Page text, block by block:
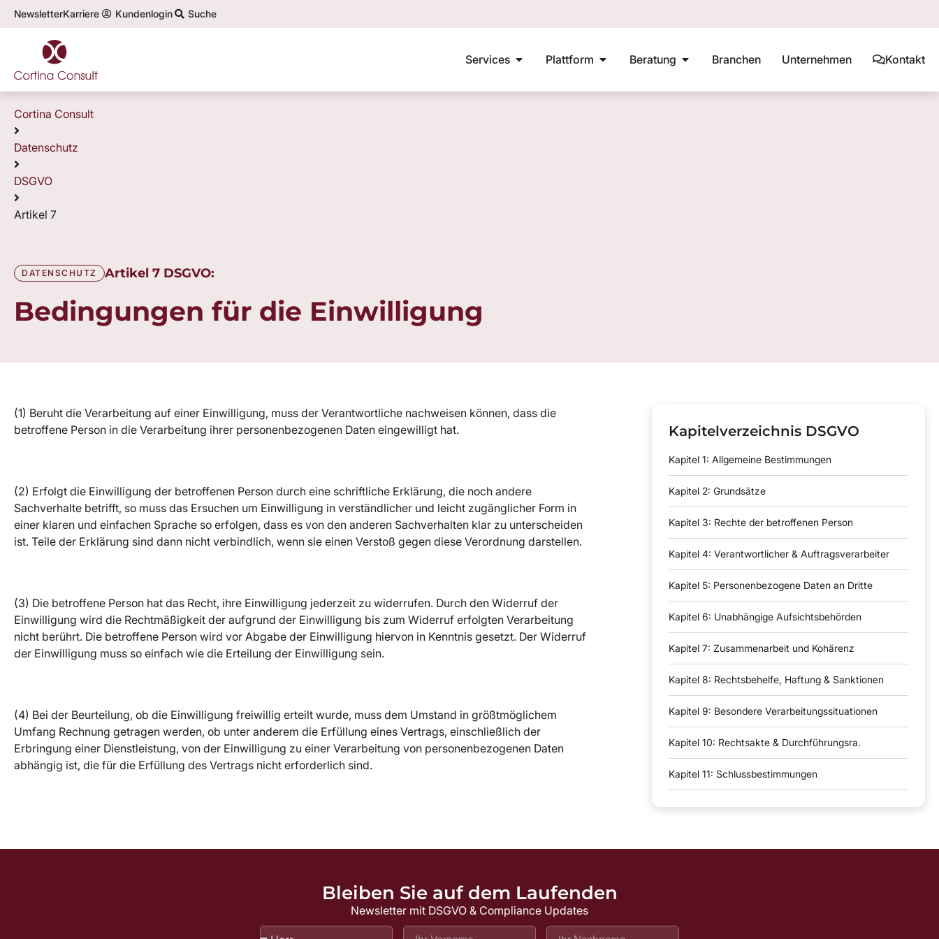
NewsletterKarriere Kundenlogin Suche
Services Plattform Beratung Branchen Unternehmen Kontakt
Cortina Consult
Datenschutz
DSGVO
Artikel 7
DATENSCHUTZ Artikel 7 DSGVO:
Bedingungen für die Einwilligung
(1) Beruht die Verarbeitung auf einer Einwilligung, muss der Verantwortliche nachweisen können, dass die
betroffene Person in die Verarbeitung ihrer personenbezogenen Daten eingewilligt hat.
(2) Erfolgt die Einwilligung der betroffenen Person durch eine schriftliche Erklärung, die noch andere
Sachverhalte betrifft, so muss das Ersuchen um Einwilligung in verständlicher und leicht zugänglicher Form in
einer klaren und einfachen Sprache so erfolgen, dass es von den anderen Sachverhalten klar zu unterscheiden
ist. Teile der Erklärung sind dann nicht verbindlich, wenn sie einen Verstoß gegen diese Verordnung darstellen.
(3) Die betroffene Person hat das Recht, ihre Einwilligung jederzeit zu widerrufen. Durch den Widerruf der
Einwilligung wird die Rechtmäßigkeit der aufgrund der Einwilligung bis zum Widerruf erfolgten Verarbeitung
nicht berührt. Die betroffene Person wird vor Abgabe der Einwilligung hiervon in Kenntnis gesetzt. Der Widerruf
der Einwilligung muss so einfach wie die Erteilung der Einwilligung sein.
(4) Bei der Beurteilung, ob die Einwilligung freiwillig erteilt wurde, muss dem Umstand in größtmöglichem
Umfang Rechnung getragen werden, ob unter anderem die Erfüllung eines Vertrags, einschließlich der
Erbringung einer Dienstleistung, von der Einwilligung zu einer Verarbeitung von personenbezogenen Daten
abhängig ist, die für die Erfüllung des Vertrags nicht erforderlich sind.
Kapitelverzeichnis DSGVO
Kapitel 1: Allgemeine Bestimmungen
Kapitel 2: Grundsätze
Kapitel 3: Rechte der betroffenen Person
Kapitel 4: Verantwortlicher & Auftragsverarbeiter
Kapitel 5: Personenbezogene Daten an Dritte
Kapitel 6: Unabhängige Aufsichtsbehörden
Kapitel 7: Zusammenarbeit und Kohärenz
Kapitel 8: Rechtsbehelfe, Haftung & Sanktionen
Kapitel 9: Besondere Verarbeitungssituationen
Kapitel 10: Rechtsakte & Durchführungsra.
Kapitel 11: Schlussbestimmungen
Bleiben Sie auf dem Laufenden
Newsletter mit DSGVO & Compliance Updates